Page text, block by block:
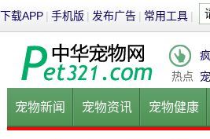
下载APP | 手机版 | 发布广告 | 常用工具 |
热点
宠物新闻 宠物资讯 宠物健康